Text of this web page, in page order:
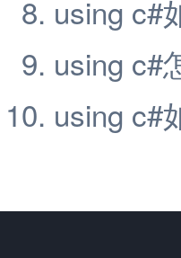
using c#
using c#
using c#